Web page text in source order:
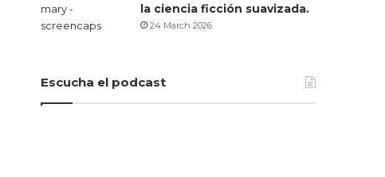
la ciencia ficción suavizada.
24 March 2026
Escucha el podcast